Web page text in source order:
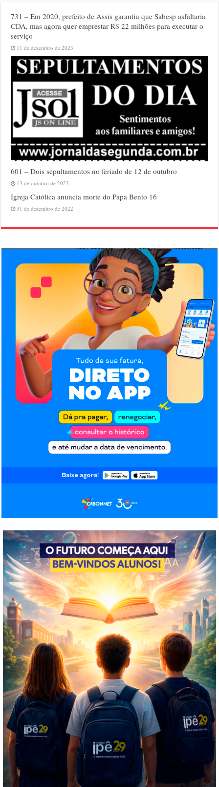
731 – Em 2020, prefeito de Assis garantiu que Sabesp asfaltaria
CDA, mas agora quer emprestar R$ 22 milhões para executar o
serviço
11 de dezembro de 2023
601 – Dois sepultamentos no feriado de 12 de outubro
13 de outubro de 2023
Igreja Católica anuncia morte do Papa Bento 16
31 de dezembro de 2022